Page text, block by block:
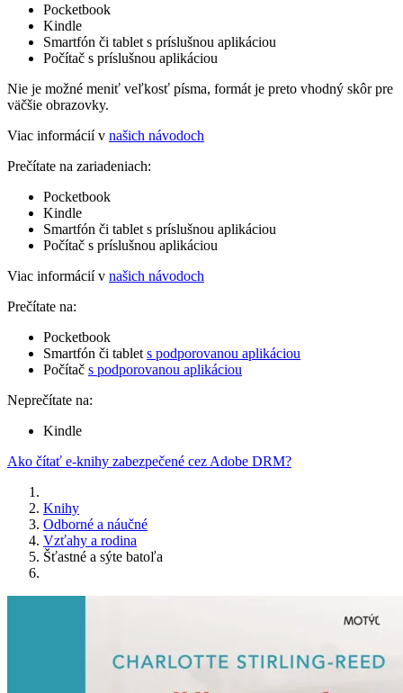
Pocketbook
Kindle
Smartfón či tablet s príslušnou aplikáciou
Počítač s príslušnou aplikáciou
Nie je možné meniť veľkosť písma, formát je preto vhodný skôr pre
väčšie obrazovky.
Viac informácií v našich návodoch
Prečítate na zariadeniach:
Pocketbook
Kindle
Smartfón či tablet s príslušnou aplikáciou
Počítač s príslušnou aplikáciou
Viac informácií v našich návodoch
Prečítate na:
Pocketbook
Smartfón či tablet s podporovanou aplikáciou
Počítač s podporovanou aplikáciou
Neprečítate na:
Kindle
Ako čítať e-knihy zabezpečené cez Adobe DRM?
Knihy
Odborné a náučné
Vzťahy a rodina
Šťastné a sýte batoľa